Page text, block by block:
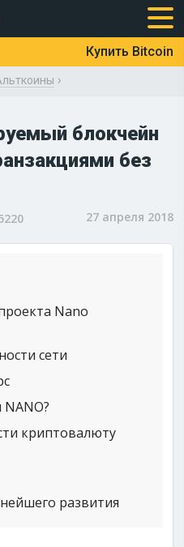
Купить Bitcoin
›
блокчейн
без
27 апреля 2018
Nano
сети
криптовалюту
развития